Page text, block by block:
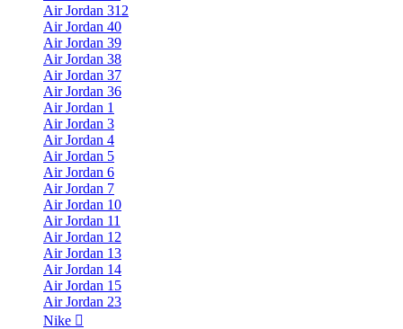
Air Jordan 312
Air Jordan 40
Air Jordan 39
Air Jordan 38
Air Jordan 37
Air Jordan 36
Air Jordan 1
Air Jordan 3
Air Jordan 4
Air Jordan 5
Air Jordan 6
Air Jordan 7
Air Jordan 10
Air Jordan 11
Air Jordan 12
Air Jordan 13
Air Jordan 14
Air Jordan 15
Air Jordan 23
Nike